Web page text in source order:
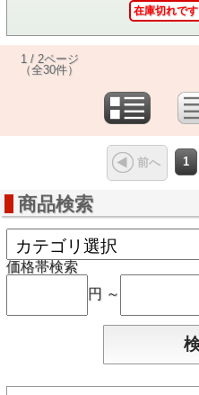
在庫切れです
1 / 2ページ
（全30件）
前へ 1
商品検索
価格帯検索
円 ～